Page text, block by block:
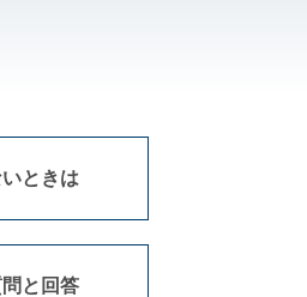
ときは
と回答